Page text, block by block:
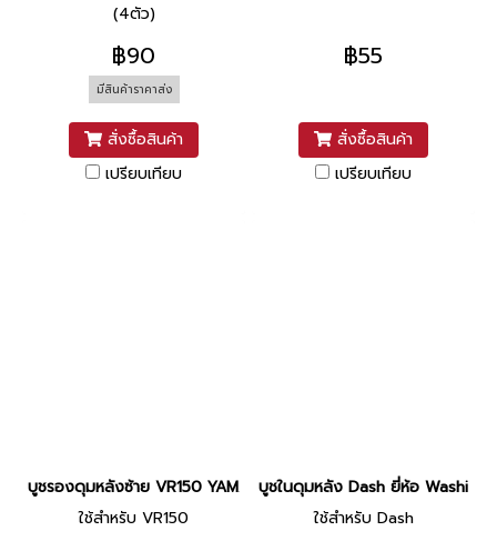
(4ตัว)
฿90
มีสินค้าราคาส่ง
สั่งซื้อสินค้า
เปรียบเทียบ
฿55
สั่งซื้อสินค้า
เปรียบเทียบ
บูชรองดุมหลังซ้าย VR150 YAMAHA
ใช้สำหรับ VR150
บูชในดุมหลัง Dash ยี่ห้อ Washi
ใช้สำหรับ Dash